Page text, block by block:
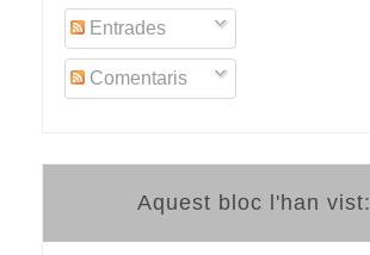
Entrades
Comentaris
Aquest bloc l'han vist: